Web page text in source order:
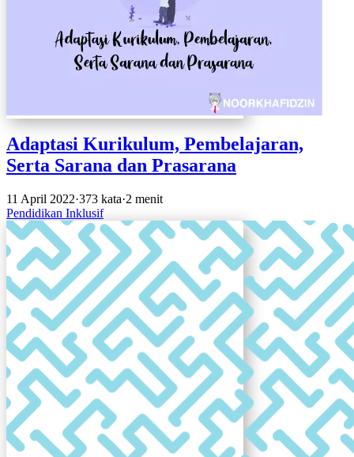
Adaptasi Kurikulum, Pembelajaran,
Serta Sarana dan Prasarana
11 April 2022·373 kata·2 menit
Pendidikan Inklusif